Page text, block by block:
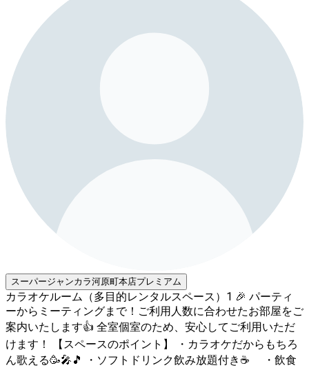
スーパージャンカラ河原町本店プレミアム
カラオケルーム（多目的レンタルスペース）1 🎉 パーティ
ーからミーティングまで！ご利用人数に合わせたお部屋をご
案内いたします👍 全室個室のため、安心してご利用いただ
けます！ 【スペースのポイント】 ・カラオケだからもちろ
ん歌える🥳🎤🎵 ・ソフトドリンク飲み放題付き☕️ ・飲食